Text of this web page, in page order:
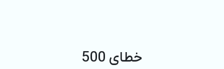
خطای 500